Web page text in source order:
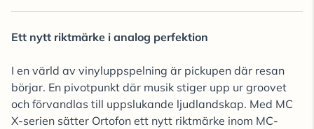
Ett nytt riktmärke i analog perfektion
I en värld av vinyluppspelning är pickupen där resan
börjar. En pivotpunkt där musik stiger upp ur groovet
och förvandlas till uppslukande ljudlandskap. Med MC
X-serien sätter Ortofon ett nytt riktmärke inom MC-